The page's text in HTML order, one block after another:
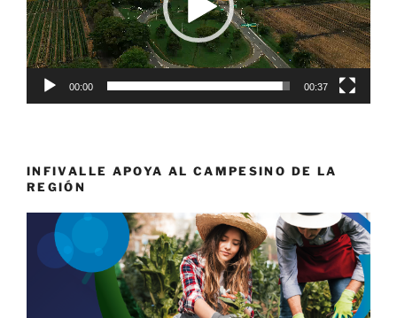
00:00 00:37
INFIVALLE APOYA AL CAMPESINO DE LA
REGIÓN